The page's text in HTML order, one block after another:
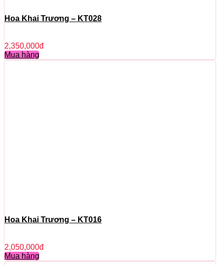
Hoa Khai Trương – KT028
2,350,000đ
Mua hàng
Hoa Khai Trương – KT016
2,050,000đ
Mua hàng